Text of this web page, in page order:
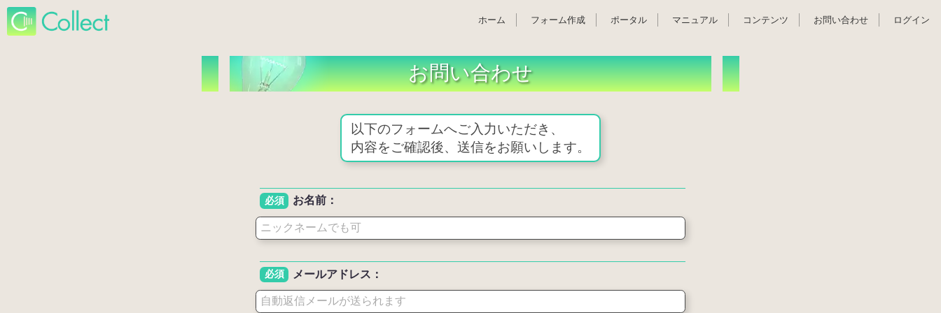
ホーム フォーム作成 ポータル マニュアル コンテンツ お問い合わせ ログイン
お問い合わせ
以下のフォームへご入力いただき、
内容をご確認後、送信をお願いします。
必須 お名前：
必須 メールアドレス：